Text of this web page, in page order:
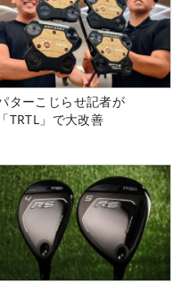
ターこじらせ記者が
「TRTL」で大改善